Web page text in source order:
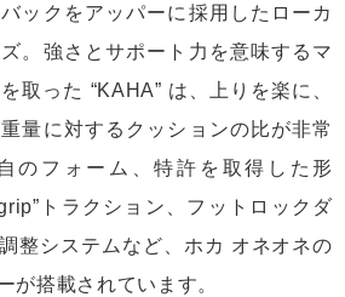
ックをアッパーに採用したローカ
。強さとサポート力を意味するマ
取った “KAHA” は、上りを楽に、
量に対するクッションの比が非常
のフォーム、特許を取得した形
トラクション、フットロックダ
整システムなど、ホカ オネオネの
が搭載されています。